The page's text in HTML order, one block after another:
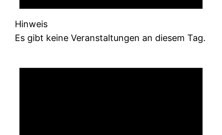
Hinweis
Es gibt keine Veranstaltungen an diesem Tag.